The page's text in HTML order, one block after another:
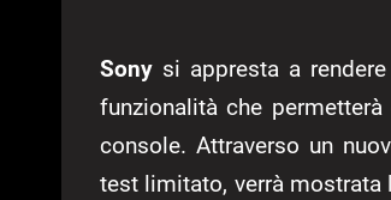
Sony si appresta a
funzionalità che
console. Attraverso un
test limitato, verrà mostrata